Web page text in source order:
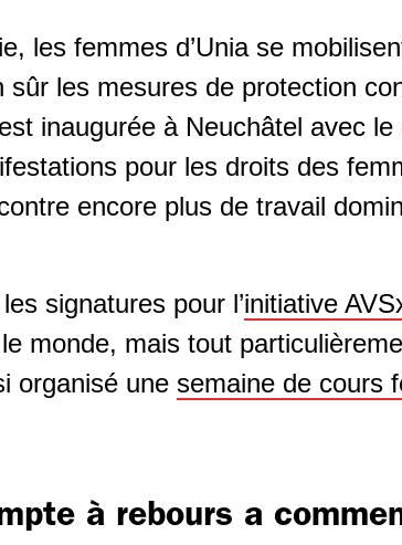
les femmes d’Unia se
sûr les mesures de protection
inaugurée à Neuchâtel avec
pour les droits des
encore plus de travail
signatures pour l’initiative
monde, mais tout
organisé une semaine de cours
à rebours a